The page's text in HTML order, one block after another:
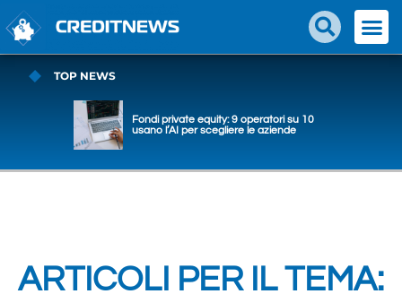
TOP NEWS
Fondi private equity: 9 operatori su 10
usano l’AI per scegliere le aziende
ARTICOLI PER IL TEMA: